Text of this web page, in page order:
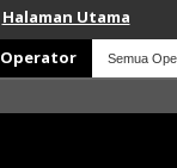
Halaman Utama
Operator